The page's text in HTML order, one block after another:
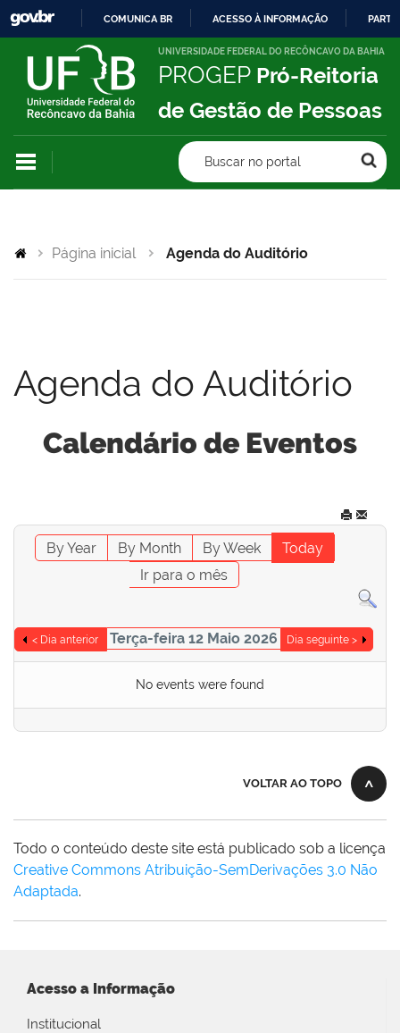
IR
PARA
CONTEÚDO
COMUNICA BR ACESSO À INFORMAÇÃO
UNIVERSIDADE FEDERAL DO RECÔNCAVO DA BAHIA
PROGEP Pró-Reitoria
de Gestão de Pessoas
Buscar no portal
Página inicial Agenda do Auditório
Agenda do Auditório
Calendário de Eventos
By Year By Month By Week
Today
Ir para o mês
< Dia anterior Terça-feira 12 Maio 2026 Dia seguinte >
No events were found
VOLTAR AO TOPO
Todo o conteúdo deste site está publicado sob a licença
Creative Commons Atribuição-SemDerivações 3.0 Não
Adaptada.
Acesso a Informação
Institucional